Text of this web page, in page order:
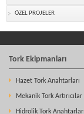
ÖZEL PROJELER
Tork Ekipmanları
Hazet Tork Anahtarları
Mekanik Tork Artırıcılar
Hidrolik Tork Anahtarları